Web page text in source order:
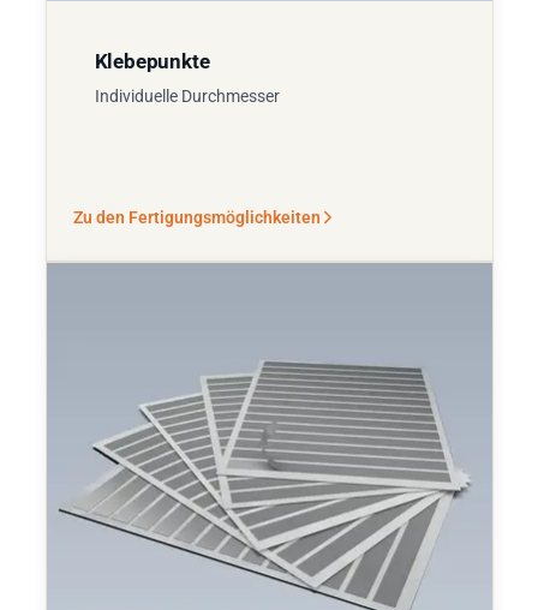
Klebepunkte
Individuelle Durchmesser
Zu den Fertigungsmöglichkeiten